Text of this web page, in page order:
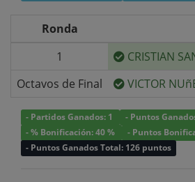
Ronda
1
CRISTIAN
Octavos de Final
VICTOR
- Partidos Ganados: 1
- Puntos
- % Bonificación: 40 %
- Puntos
- Puntos Ganados Total: 126 puntos